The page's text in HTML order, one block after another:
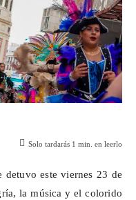
Solo tardarás 1 min. en leerlo
detuvo este viernes 23 de
la música y el colorido